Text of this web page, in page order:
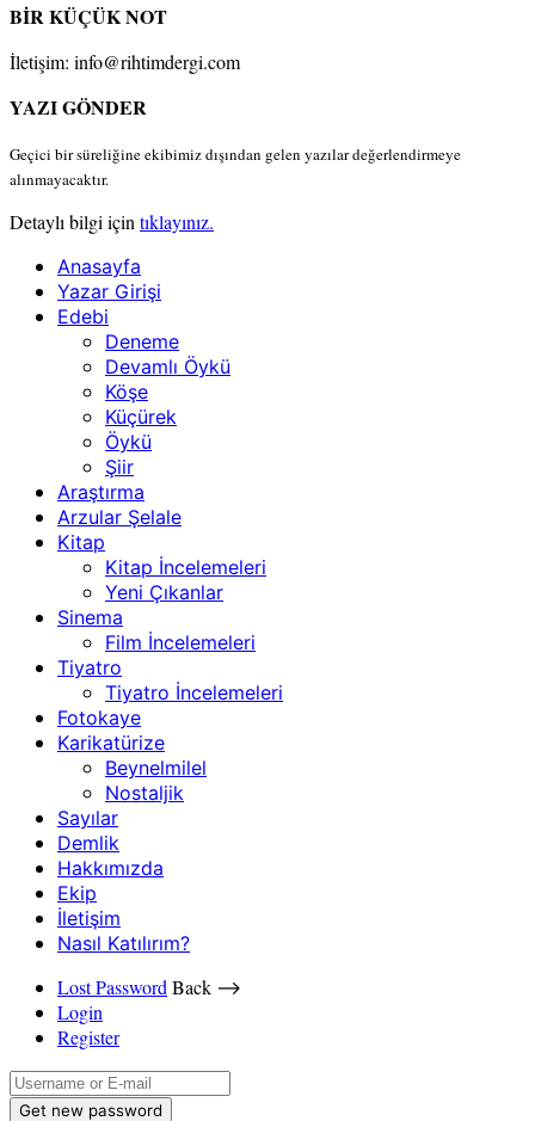
BİR KÜÇÜK NOT
İletişim: info@rihtimdergi.com
YAZI GÖNDER
Geçici bir süreliğine ekibimiz dışından gelen yazılar değerlendirmeye
alınmayacaktır.
Detaylı bilgi için tıklayınız.
Anasayfa
Yazar Girişi
Edebi
Deneme
Devamlı Öykü
Köşe
Küçürek
Öykü
Şiir
Araştırma
Arzular Şelale
Kitap
Kitap İncelemeleri
Yeni Çıkanlar
Sinema
Film İncelemeleri
Tiyatro
Tiyatro İncelemeleri
Fotokaye
Karikatürize
Beynelmilel
Nostaljik
Sayılar
Demlik
Hakkımızda
Ekip
İletişim
Nasıl Katılırım?
Lost Password Back ⟶
Login
Register
Get new password